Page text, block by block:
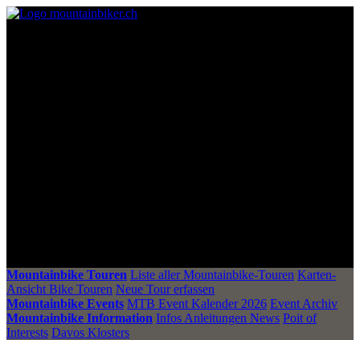
Mountainbike Touren Liste aller Mountainbike-Touren Karten-
Ansicht Bike Touren Neue Tour erfassen
Mountainbike Events MTB Event Kalender 2026 Event Archiv
Mountainbike Information Infos Anleitungen News Poit of
Interests Davos Klosters